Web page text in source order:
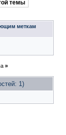
темы
меткам
»
1)